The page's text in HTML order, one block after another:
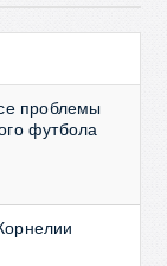
проблемы
футбола